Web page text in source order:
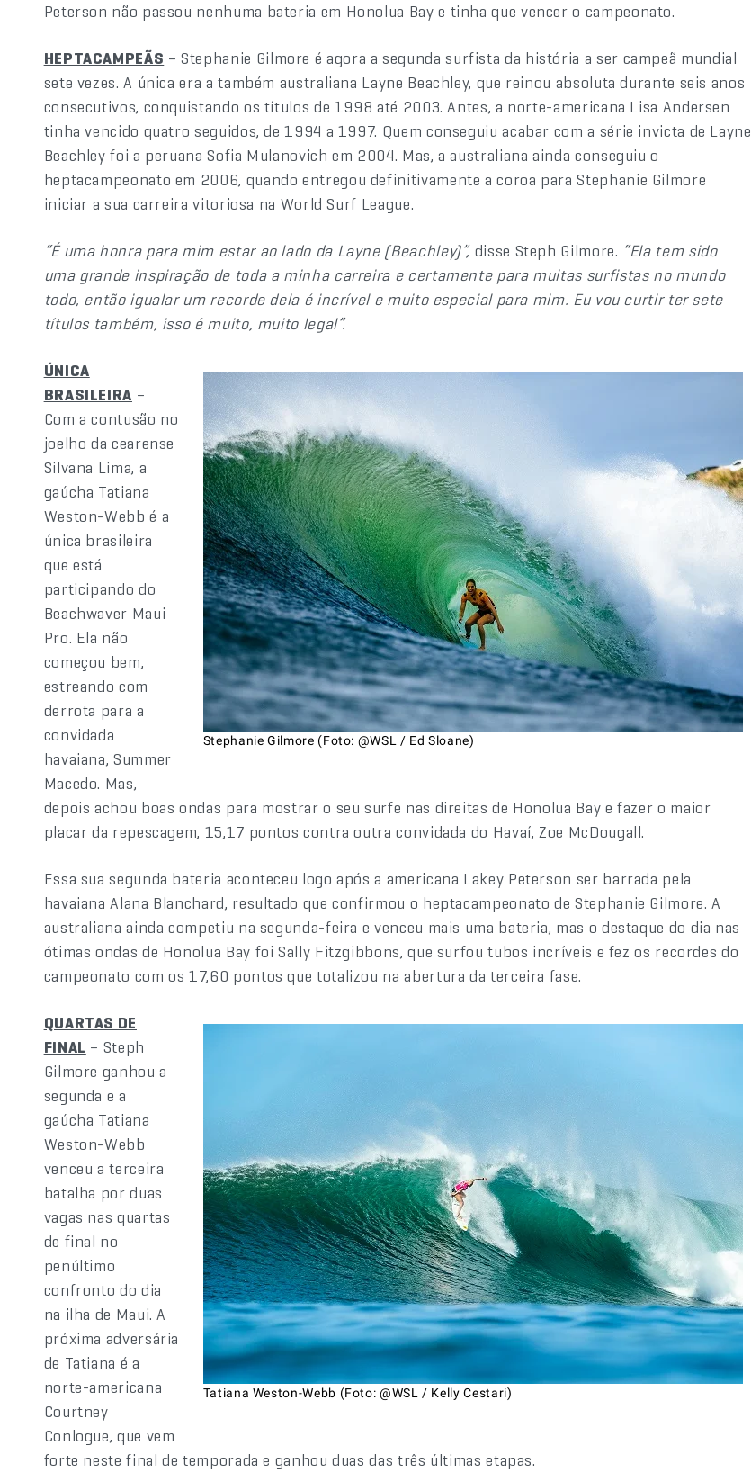
Peterson não passou nenhuma bateria em Honolua Bay e tinha que vencer o campeonato.
HEPTACAMPEÃS – Stephanie Gilmore é agora a segunda surfista da história a ser campeã mundial
sete vezes. A única era a também australiana Layne Beachley, que reinou absoluta durante seis anos
consecutivos, conquistando os títulos de 1998 até 2003. Antes, a norte-americana Lisa Andersen
tinha vencido quatro seguidos, de 1994 a 1997. Quem conseguiu acabar com a série invicta de Layne
Beachley foi a peruana Sofia Mulanovich em 2004. Mas, a australiana ainda conseguiu o
heptacampeonato em 2006, quando entregou definitivamente a coroa para Stephanie Gilmore
iniciar a sua carreira vitoriosa na World Surf League.
“É uma honra para mim estar ao lado da Layne (Beachley)”, disse Steph Gilmore. “Ela tem sido
uma grande inspiração de toda a minha carreira e certamente para muitas surfistas no mundo
todo, então igualar um recorde dela é incrível e muito especial para mim. Eu vou curtir ter sete
títulos também, isso é muito, muito legal”.
Stephanie Gilmore (Foto: @WSL / Ed Sloane)
ÚNICA
BRASILEIRA –
Com a contusão no
joelho da cearense
Silvana Lima, a
gaúcha Tatiana
Weston-Webb é a
única brasileira
que está
participando do
Beachwaver Maui
Pro. Ela não
começou bem,
estreando com
derrota para a
convidada
havaiana, Summer
Macedo. Mas,
depois achou boas ondas para mostrar o seu surfe nas direitas de Honolua Bay e fazer o maior
placar da repescagem, 15,17 pontos contra outra convidada do Havaí, Zoe McDougall.
Essa sua segunda bateria aconteceu logo após a americana Lakey Peterson ser barrada pela
havaiana Alana Blanchard, resultado que confirmou o heptacampeonato de Stephanie Gilmore. A
australiana ainda competiu na segunda-feira e venceu mais uma bateria, mas o destaque do dia nas
ótimas ondas de Honolua Bay foi Sally Fitzgibbons, que surfou tubos incríveis e fez os recordes do
campeonato com os 17,60 pontos que totalizou na abertura da terceira fase.
Tatiana Weston-Webb (Foto: @WSL / Kelly Cestari)
QUARTAS DE
FINAL – Steph
Gilmore ganhou a
segunda e a
gaúcha Tatiana
Weston-Webb
venceu a terceira
batalha por duas
vagas nas quartas
de final no
penúltimo
confronto do dia
na ilha de Maui. A
próxima adversária
de Tatiana é a
norte-americana
Courtney
Conlogue, que vem
forte neste final de temporada e ganhou duas das três últimas etapas.